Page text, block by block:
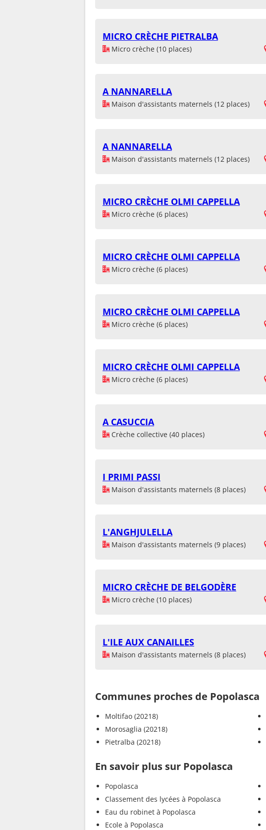
MICRO CRÈCHE PIETRALBA
Micro crèche (10 places)
A NANNARELLA
Maison d'assistants maternels (12 places)
A NANNARELLA
Maison d'assistants maternels (12 places)
MICRO CRÈCHE OLMI CAPPELLA
Micro crèche (6 places)
MICRO CRÈCHE OLMI CAPPELLA
Micro crèche (6 places)
MICRO CRÈCHE OLMI CAPPELLA
Micro crèche (6 places)
MICRO CRÈCHE OLMI CAPPELLA
Micro crèche (6 places)
A CASUCCIA
Crèche collective (40 places)
I PRIMI PASSI
Maison d'assistants maternels (8 places)
L'ANGHJULELLA
Maison d'assistants maternels (9 places)
MICRO CRÈCHE DE BELGODÈRE
Micro crèche (10 places)
L'ILE AUX CANAILLES
Maison d'assistants maternels (8 places)
Communes proches de Popolasca
Moltifao (20218)
Morosaglia (20218)
Pietralba (20218)
En savoir plus sur Popolasca
Popolasca
Classement des lycées à Popolasca
Eau du robinet à Popolasca
Ecole à Popolasca